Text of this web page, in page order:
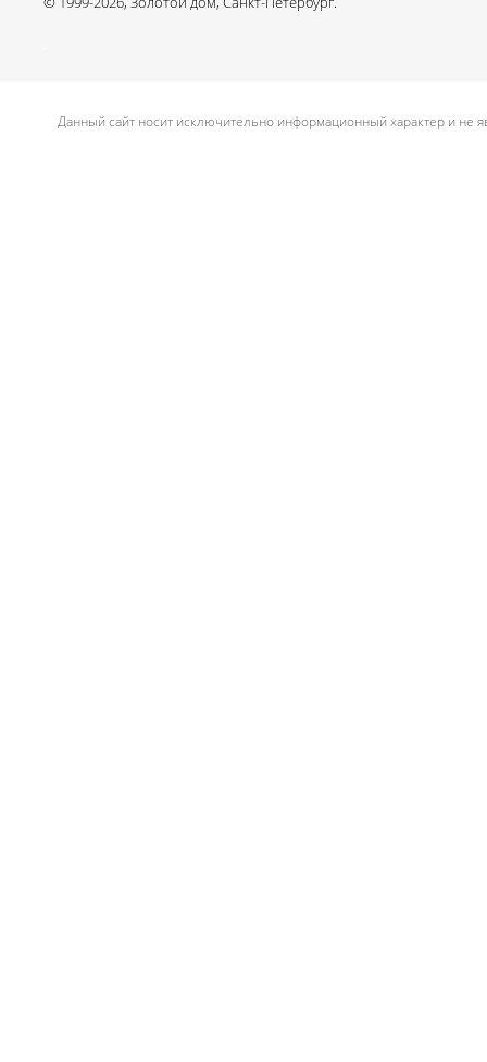
Данный сайт носит исключительно информационный характер и не